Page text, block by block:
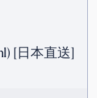
[日本直送]